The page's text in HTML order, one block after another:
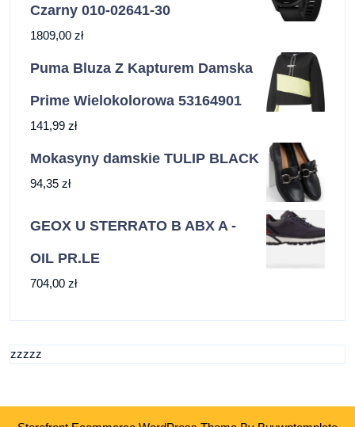
Czarny 010-02641-30
1809,00 zł
Puma Bluza Z Kapturem Damska
Prime Wielokolorowa 53164901
141,99 zł
Mokasyny damskie TULIP BLACK
94,35 zł
GEOX U STERRATO B ABX A -
OIL PR.LE
704,00 zł
zzzzz